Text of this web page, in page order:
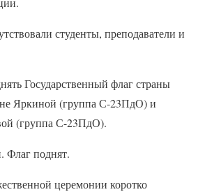
студенты, преподаватели и
Государственный флаг страны
Яркиной (группа С-23ПдО) и
(группа С-23ПдО).
Флаг поднят.
церемонии коротко